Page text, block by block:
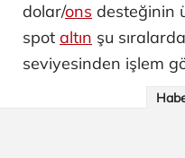
dolar/ons desteğinin
spot altın şu
seviyesinden işlem